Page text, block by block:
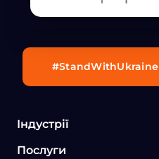
Індустрії
Послуги
#StandWithUkraine